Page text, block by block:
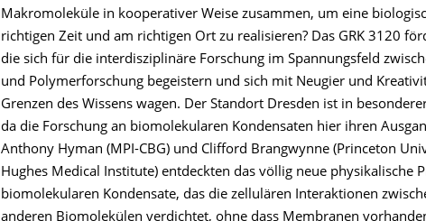
Makromoleküle in kooperativer Weise zusammen, um eine
richtigen Zeit und am richtigen Ort zu realisieren? Das GRK 3120
die sich für die interdisziplinäre Forschung im Spannungsfeld
und Polymerforschung begeistern und sich mit Neugier und
Grenzen des Wissens wagen. Der Standort Dresden ist in
da die Forschung an biomolekularen Kondensaten hier ihren
Anthony Hyman (MPI-CBG) und Clifford Brangwynne (Princeton
Hughes Medical Institute) entdeckten das völlig neue physikalische
biomolekularen Kondensate, das die zellulären Interaktionen
anderen Biomolekülen verdichtet, ohne dass Membranen